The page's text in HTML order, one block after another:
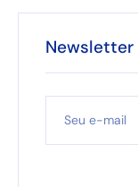
Newsletter